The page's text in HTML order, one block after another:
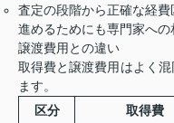
査定の段階から正確な経
進めるためにも専門家への
譲渡費用との違い
取得費と譲渡費用はよく
ます。
区分
取得費